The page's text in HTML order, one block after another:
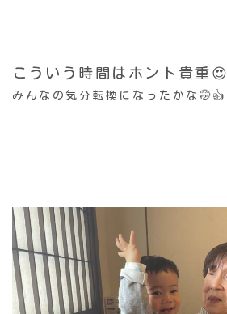
こういう時間はホント貴重😍
みんなの気分転換になったかな🤭👍